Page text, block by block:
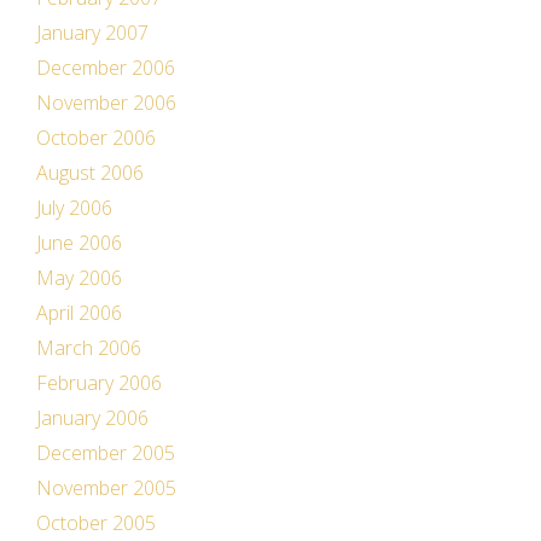
January 2007
December 2006
November 2006
October 2006
August 2006
July 2006
June 2006
May 2006
April 2006
March 2006
February 2006
January 2006
December 2005
November 2005
October 2005